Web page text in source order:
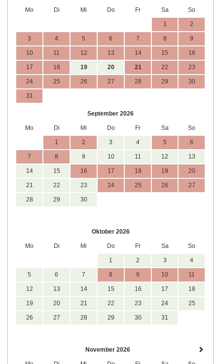
Mo Di Mi Do Fr Sa So
1 2
3 4 5 6 7 8 9
10 11 12 13 14 15 16
17 18 19 20 21 22 23
24 25 26 27 28 29 30
31
September 2026
Mo Di Mi Do Fr Sa So
1 2 3 4 5 6
7 8 9 10 11 12 13
14 15 16 17 18 19 20
21 22 23 24 25 26 27
28 29 30
Oktober 2026
Mo Di Mi Do Fr Sa So
1 2 3 4
5 6 7 8 9 10 11
12 13 14 15 16 17 18
19 20 21 22 23 24 25
26 27 28 29 30 31
November 2026